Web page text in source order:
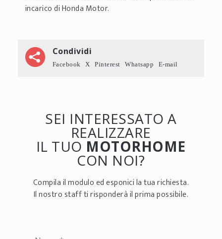
incarico di Honda Motor.
Condividi
Facebook X Pinterest Whatsapp E-mail
SEI INTERESSATO A
REALIZZARE
IL TUO MOTORHOME
CON NOI?
Compila il modulo ed esponici la tua richiesta.
Il nostro staff ti risponderà il prima possibile.